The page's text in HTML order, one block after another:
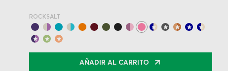
ROCKSALT
AÑADIR AL CARRITO